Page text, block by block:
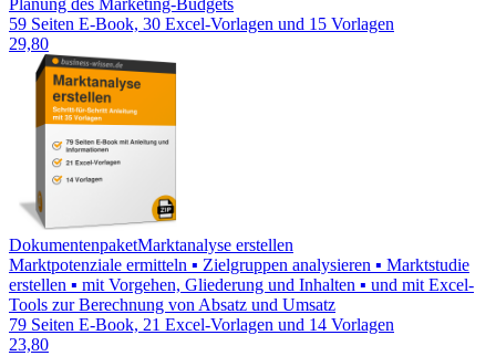
Planung des Marketing-Budgets
59 Seiten E-Book, 30 Excel-Vorlagen und 15 Vorlagen
29,80
DokumentenpaketMarktanalyse erstellen
Marktpotenziale ermitteln ▪ Zielgruppen analysieren ▪ Marktstudie
erstellen ▪ mit Vorgehen, Gliederung und Inhalten ▪ und mit Excel-
Tools zur Berechnung von Absatz und Umsatz
79 Seiten E-Book, 21 Excel-Vorlagen und 14 Vorlagen
23,80